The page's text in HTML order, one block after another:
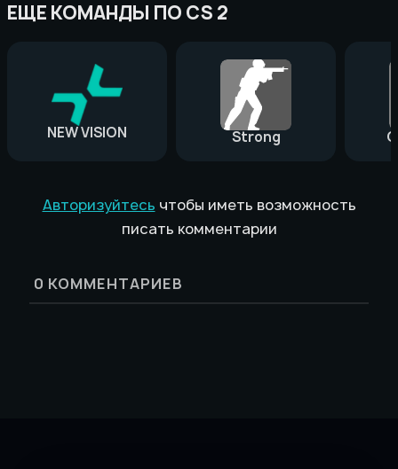
ЕЩЕ КОМАНДЫ ПО CS 2
NEW VISION Strong
Авторизуйтесь чтобы иметь возможность
писать комментарии
0 КОММЕНТАРИЕВ